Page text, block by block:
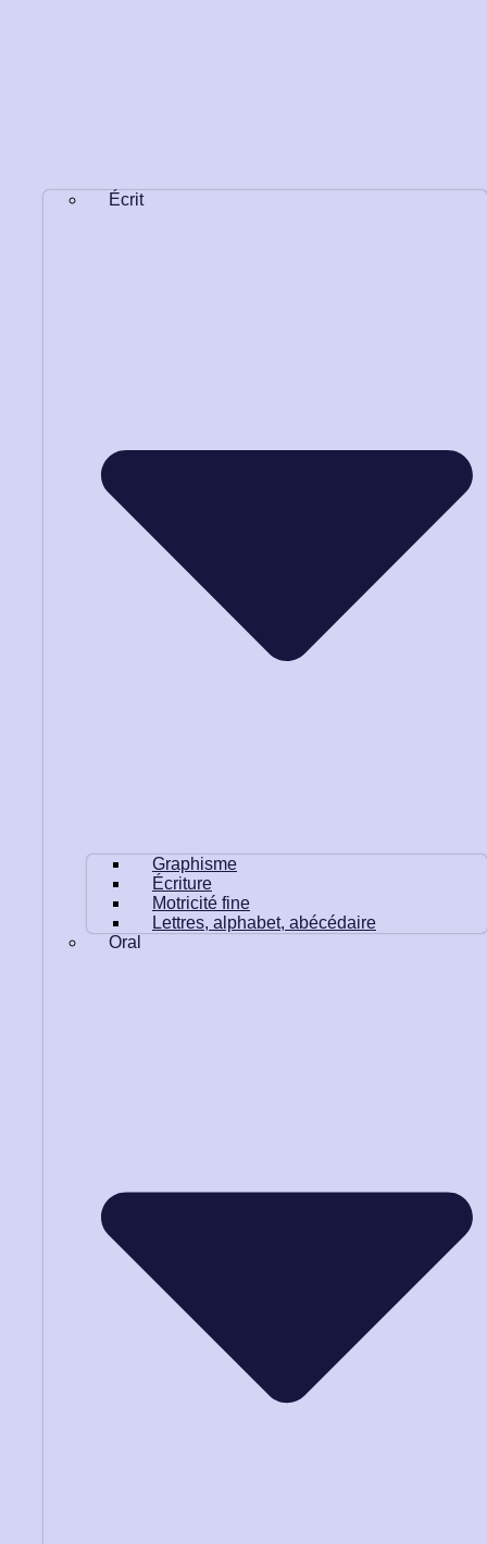
Écrit
Graphisme
Écriture
Motricité fine
Lettres, alphabet, abécédaire
Oral